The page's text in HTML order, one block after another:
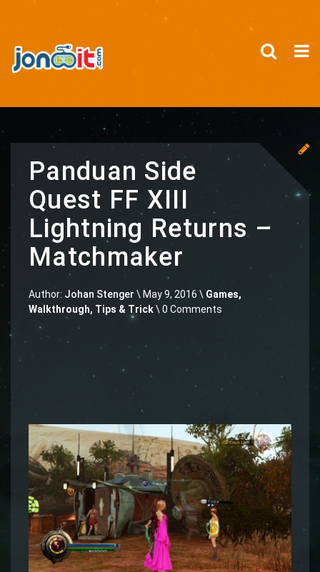
Panduan Side
Quest FF XIII
Lightning Returns –
Matchmaker
Author: Johan Stenger \ May 9, 2016 \ Games,
Walkthrough, Tips & Trick\ 0 Comments